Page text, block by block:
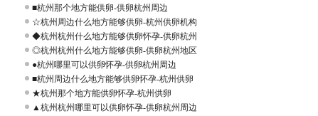
■杭州那个地方能供卵-供卵杭州周边
☆杭州周边什么地方能够供卵-杭州供卵机构
◆杭州杭州什么地方能够供卵怀孕-供卵杭州
◎杭州杭州什么地方能够供卵-供卵杭州地区
●杭州哪里可以供卵怀孕-供卵杭州周边
■杭州周边什么地方能够供卵怀孕-杭州供卵
★杭州那个地方能供卵怀孕-杭州供卵
▲杭州杭州哪里可以供卵怀孕-供卵杭州周边